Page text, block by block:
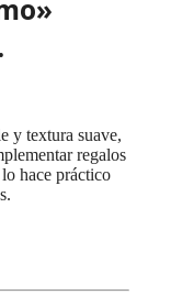
y textura suave,
regalos
hace práctico